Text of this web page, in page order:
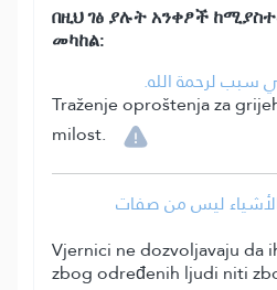
በዚህ ገፅ ያሉት አንቀፆች
መካከል:
سبب لرحمة الله.
Traženje oproštenja za
milost.
ليس من صفات
Vjernici ne dozvoljavaju da
zbog određenih ljudi niti